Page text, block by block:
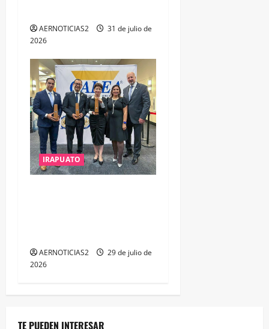
AERNOTICIAS2
31 de julio de
2026
IRAPUATO
AERNOTICIAS2
29 de julio de
2026
TE PUEDEN INTERESAR